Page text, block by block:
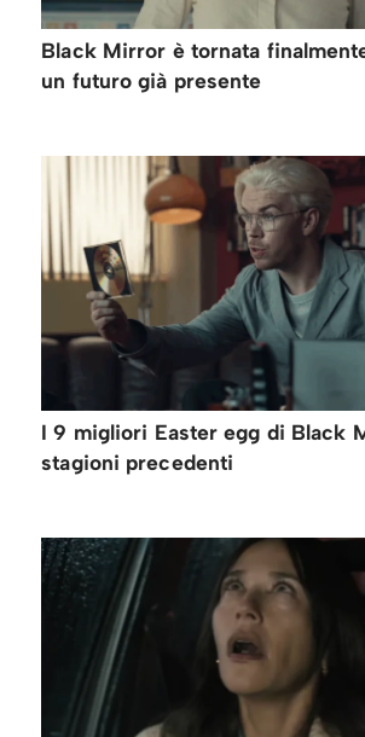
Black Mirror è tornata
un futuro già presente
I 9 migliori Easter egg di Black
stagioni precedenti